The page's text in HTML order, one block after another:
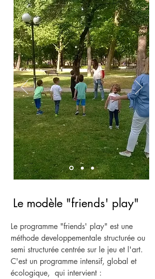
Le modèle "friends' play"
Le programme "friends' play" est une
méthode developpementale structurée ou
semi structurée centrée sur le jeu et l'art.
C'est un programme intensif, global et
écologique, qui intervient :